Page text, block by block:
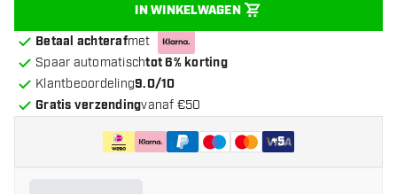
IN WINKELWAGEN
Betaal achterafmet
Spaar automatischtot 6% korting
Klantbeoordeling9.0/10
Gratis verzendingvanaf €50
+5